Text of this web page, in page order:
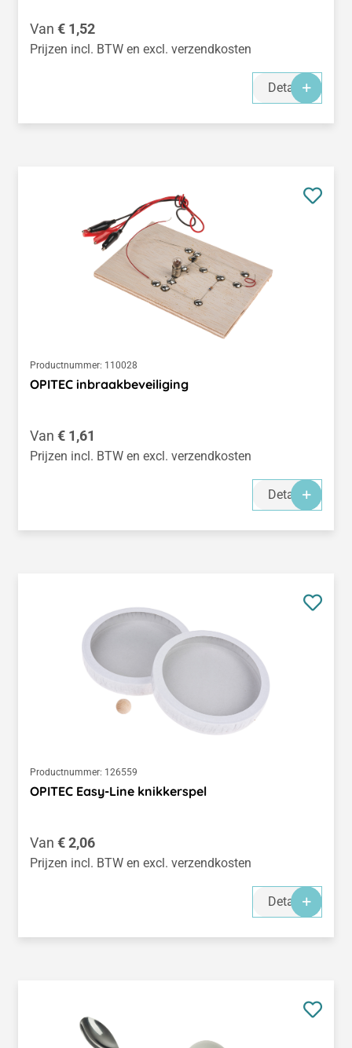
Normale prijs:
Van € 1,52
Prijzen incl. BTW en excl. verzendkosten
Details
Productnummer: 110028
OPITEC inbraakbeveiliging
Normale prijs:
Van € 1,61
Prijzen incl. BTW en excl. verzendkosten
Details
Productnummer: 126559
OPITEC Easy-Line knikkerspel
Normale prijs:
Van € 2,06
Prijzen incl. BTW en excl. verzendkosten
Details